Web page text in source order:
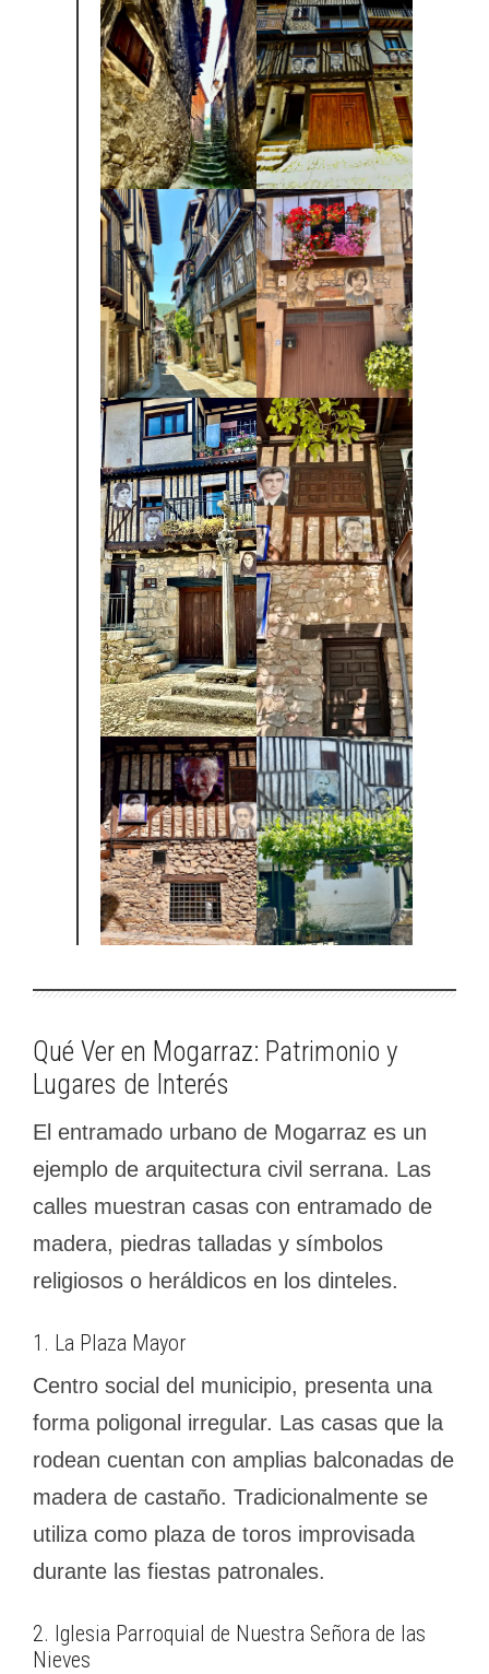
Qué Ver en Mogarraz: Patrimonio y
Lugares de Interés
El entramado urbano de Mogarraz es un
ejemplo de arquitectura civil serrana. Las
calles muestran casas con entramado de
madera, piedras talladas y símbolos
religiosos o heráldicos en los dinteles.
1. La Plaza Mayor
Centro social del municipio, presenta una
forma poligonal irregular. Las casas que la
rodean cuentan con amplias balconadas de
madera de castaño. Tradicionalmente se
utiliza como plaza de toros improvisada
durante las fiestas patronales.
2. Iglesia Parroquial de Nuestra Señora de las
Nieves